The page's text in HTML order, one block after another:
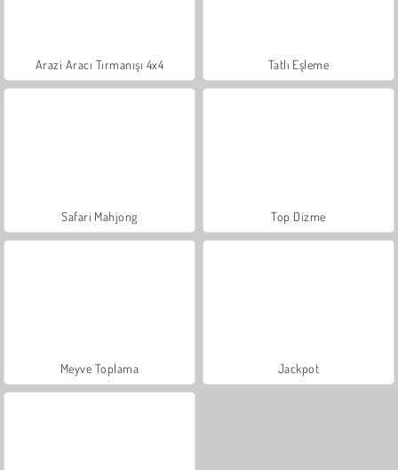
Arazi Aracı Tırmanışı 4x4 Tatlı Eşleme
Safari Mahjong Top Dizme
Meyve Toplama Jackpot